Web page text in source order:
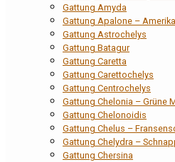
Gattung Amyda
Gattung Apalone –
Gattung Astrochelys
Gattung Batagur
Gattung Caretta
Gattung Carettochelys
Gattung Centrochelys
Gattung Chelonia – Grüne
Gattung Chelonoidis
Gattung Chelus –
Gattung Chelydra –
Gattung Chersina